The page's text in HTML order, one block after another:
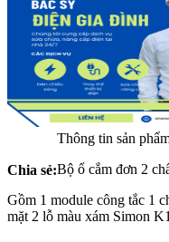
Chia sẻ:
Thông tin sản
Bộ ổ cắm đơn 2
Gồm 1 module công tắc 1
mặt 2 lỗ màu xám Simon K1